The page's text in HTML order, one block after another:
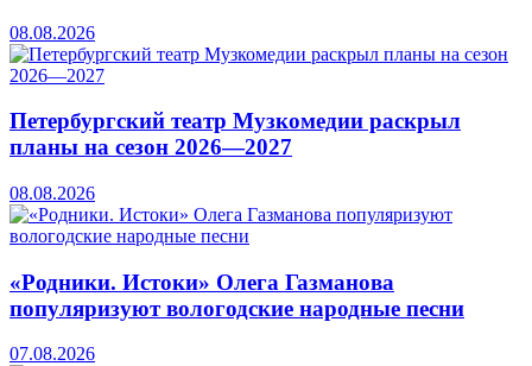
08.08.2026
Петербургский театр Музкомедии раскрыл
планы на сезон 2026—2027
08.08.2026
«Родники. Истоки» Олега Газманова
популяризуют вологодские народные песни
07.08.2026